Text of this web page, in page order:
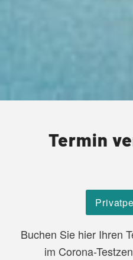
Termin
Buchen Sie hier Ihren
im Corona-